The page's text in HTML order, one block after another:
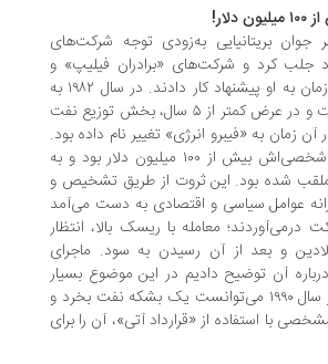
به‌زودی توجه شرکت‌های
و شرکت‌های «برادران فیلیپ» و
«مارک ریچ» تقریباً هم‌زمان به او پیشنهاد کار دادند. در سال ١٩٨٢ به
«برادران فیلیپ» پیوست و در عرض کمتر از ٥ سال، بخش توزیع نفت
به «فیبرو انرژی» تغییر نام داده بود.
در سال ٢٠٠٨ دستمزد شخصی‌اش بیش از ١٠٠ میلیون دلار بود و به
بود. این ثروت از طریق تشخیص و
سیاسی و اقتصادی به دست می‌آمد
معامله با ریسک بالا، انتظار
بعد از آن رسیدن به سود. ماجرای
آن توضیح دادیم در این موضوع بسیار
دخیل بود چون هال در سال ١٩٩٠ می‌توانست یک بشکه نفت بخرد و
از «قرارداد آتی»، آن را برای